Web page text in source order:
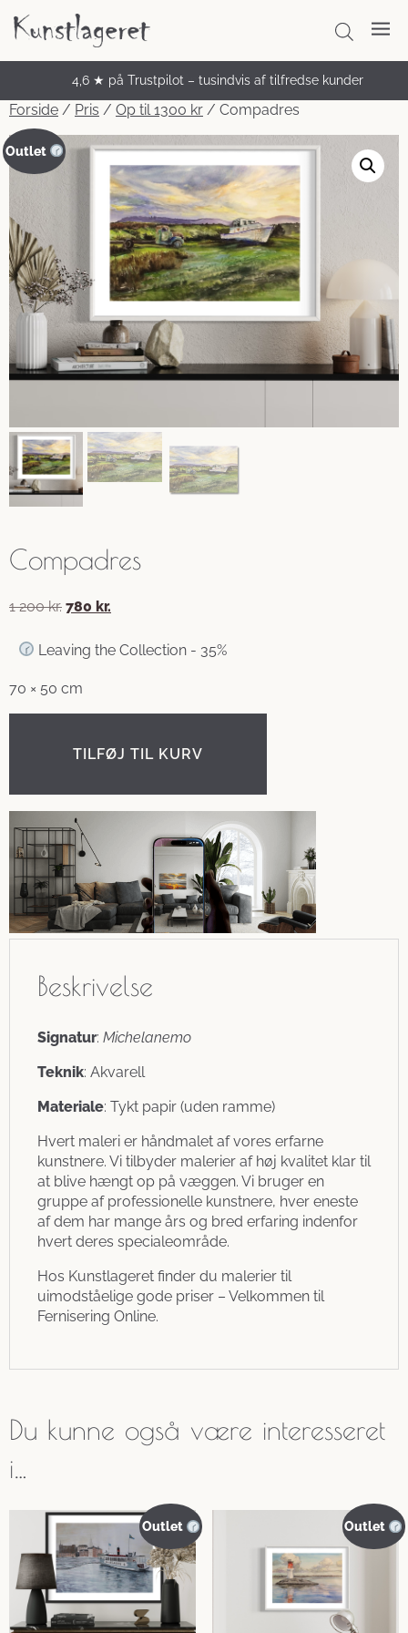
4,6 ★ på Trustpilot – tusindvis af tilfredse kunder
Unikke håndmalede malerier
Forside / Pris / Op til 1300 kr / Compadres
Outlet
Compadres
1 200kr. 780 kr.
Leaving the Collection - 35%
70 × 50 cm
TILFØJ TIL KURV
Beskrivelse
Signatur: Michelanemo
Teknik: Akvarell
Materiale: Tykt papir (uden ramme)
Hvert maleri er håndmalet af vores erfarne
kunstnere. Vi tilbyder malerier af høj kvalitet klar til
at blive hængt op på væggen. Vi bruger en
gruppe af professionelle kunstnere, hver eneste
af dem har mange års og bred erfaring indenfor
hvert deres specialeområde.
Hos Kunstlageret finder du malerier til
uimodståelige gode priser – Velkommen til
Fernisering Online.
Du kunne også være interesseret
i…
Outlet Outlet